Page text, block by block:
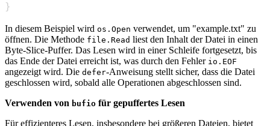
}
In diesem Beispiel wird os.Open verwendet, um "example.txt" zu
öffnen. Die Methode file.Read liest den Inhalt der Datei in einen
Byte-Slice-Puffer. Das Lesen wird in einer Schleife fortgesetzt, bis
das Ende der Datei erreicht ist, was durch den Fehler io.EOF
angezeigt wird. Die defer-Anweisung stellt sicher, dass die Datei
geschlossen wird, sobald alle Operationen abgeschlossen sind.
Verwenden von bufio für gepuffertes Lesen
Für effizienteres Lesen, insbesondere bei größeren Dateien, bietet